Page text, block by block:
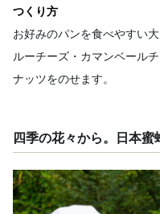
つくり方
お好みのパンを食べやすい
ルーチーズ・カマンベール
ナッツをのせます。
四季の花々から。日本蜜